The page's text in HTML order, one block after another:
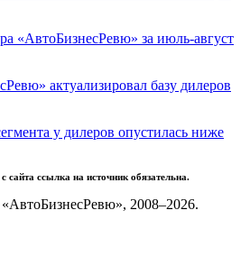
«АвтоБизнесРевю» за июль-август
актуализировал базу дилеров
у дилеров опустилась ниже
сайта ссылка на источник обязательна.
2008–2026.